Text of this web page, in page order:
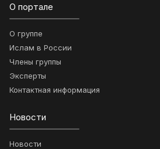
О портале
О группе
Ислам в России
Члены группы
Эксперты
Контактная информация
Новости
Новости